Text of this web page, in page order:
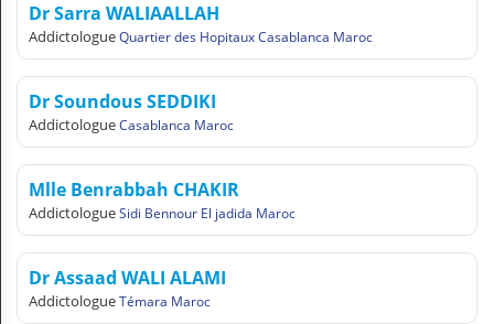
M
N
C
O
M
E
FR Français
Se connecter
Dr Sarra WALIAALLAH
AddictologueQuartier des Hopitaux Casablanca Maroc
Dr Soundous SEDDIKI
AddictologueCasablanca Maroc
Mlle Benrabbah CHAKIR
AddictologueSidi Bennour El jadida Maroc
Dr Assaad WALI ALAMI
AddictologueTémara Maroc